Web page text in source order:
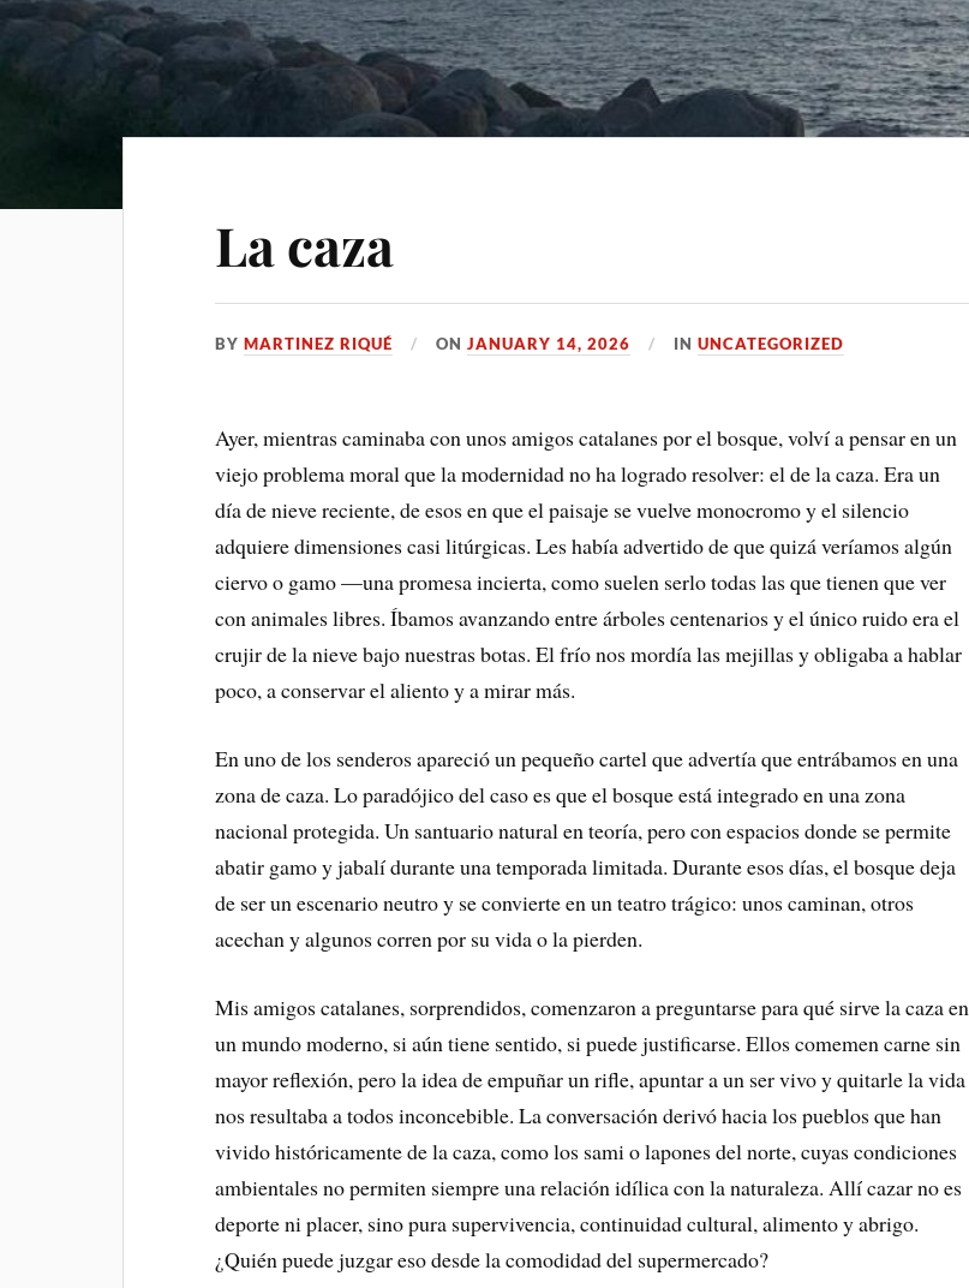
La caza
BYMARTINEZ RIQUÉ ONJANUARY 14, 2026 INUNCATEGORIZED
Ayer, mientras caminaba con unos amigos catalanes por el bosque, volví a pensar en un
viejo problema moral que la modernidad no ha logrado resolver: el de la caza. Era un
día de nieve reciente, de esos en que el paisaje se vuelve monocromo y el silencio
adquiere dimensiones casi litúrgicas. Les había advertido de que quizá veríamos algún
ciervo o gamo —una promesa incierta, como suelen serlo todas las que tienen que ver
con animales libres. Íbamos avanzando entre árboles centenarios y el único ruido era el
crujir de la nieve bajo nuestras botas. El frío nos mordía las mejillas y obligaba a hablar
poco, a conservar el aliento y a mirar más.
En uno de los senderos apareció un pequeño cartel que advertía que entrábamos en una
zona de caza. Lo paradójico del caso es que el bosque está integrado en una zona
nacional protegida. Un santuario natural en teoría, pero con espacios donde se permite
abatir gamo y jabalí durante una temporada limitada. Durante esos días, el bosque deja
de ser un escenario neutro y se convierte en un teatro trágico: unos caminan, otros
acechan y algunos corren por su vida o la pierden.
Mis amigos catalanes, sorprendidos, comenzaron a preguntarse para qué sirve la caza en
un mundo moderno, si aún tiene sentido, si puede justificarse. Ellos comemen carne sin
mayor reflexión, pero la idea de empuñar un rifle, apuntar a un ser vivo y quitarle la vida
nos resultaba a todos inconcebible. La conversación derivó hacia los pueblos que han
vivido históricamente de la caza, como los sami o lapones del norte, cuyas condiciones
ambientales no permiten siempre una relación idílica con la naturaleza. Allí cazar no es
deporte ni placer, sino pura supervivencia, continuidad cultural, alimento y abrigo.
¿Quién puede juzgar eso desde la comodidad del supermercado?